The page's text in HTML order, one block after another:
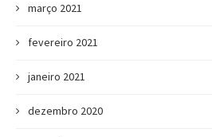
março 2021
fevereiro 2021
janeiro 2021
dezembro 2020